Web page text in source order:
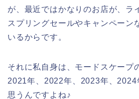
が、最近ではかなりのお店が、ラ
スプリングセールやキャンペーン
いるからです。
それに私自身は、モードスケープ
2021年、2022年、2023年、2024
思うんですよね♪